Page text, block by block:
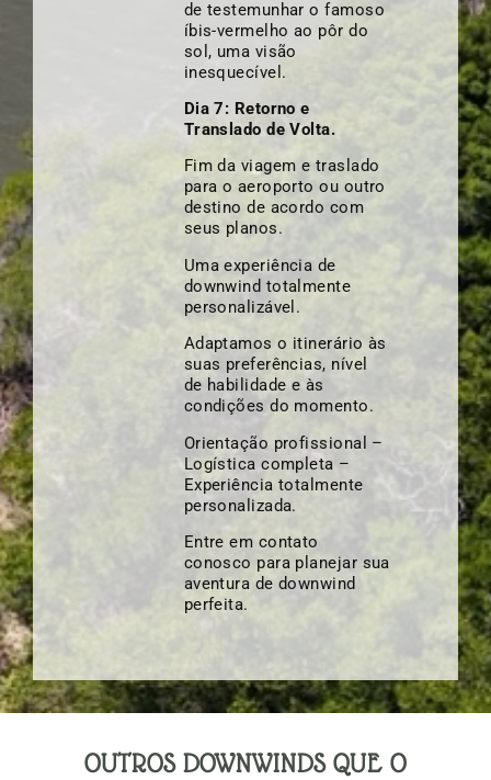
de testemunhar o famoso
íbis-vermelho ao pôr do
sol, uma visão
inesquecível.
Dia 7: Retorno e
Translado de Volta.
Fim da viagem e traslado
para o aeroporto ou outro
destino de acordo com
seus planos.
Uma experiência de
downwind totalmente
personalizável.
Adaptamos o itinerário às
suas preferências, nível
de habilidade e às
condições do momento.
Orientação profissional –
Logística completa –
Experiência totalmente
personalizada.
Entre em contato
conosco para planejar sua
aventura de downwind
perfeita.
OUTROS DOWNWINDS QUE O